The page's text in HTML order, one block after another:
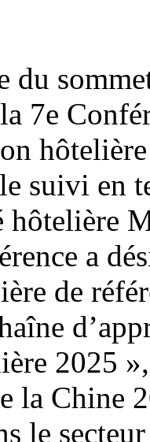
du
7e
suivi en
a
de
2025
la Chine
le